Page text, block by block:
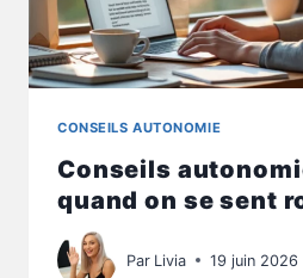
CONSEILS AUTONOMIE
Conseils
quand on se sent
Par Livia 19 juin 2026